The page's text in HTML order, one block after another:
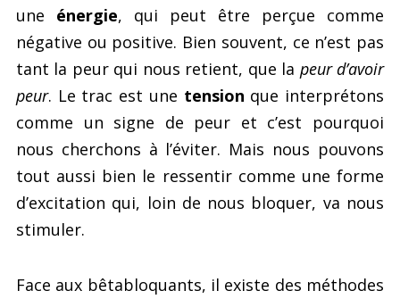
une énergie, qui peut être perçue comme
négative ou positive. Bien souvent, ce n’est pas
tant la peur qui nous retient, que la peur d’avoir
peur. Le trac est une tension que interprétons
comme un signe de peur et c’est pourquoi
nous cherchons à l’éviter. Mais nous pouvons
tout aussi bien le ressentir comme une forme
d’excitation qui, loin de nous bloquer, va nous
stimuler.
Face aux bêtabloquants, il existe des méthodes